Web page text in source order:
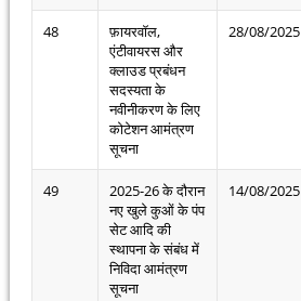
48
फ़ायरवॉल,
एंटीवायरस और
क्लाउड प्रबंधन
सदस्यता के
नवीनीकरण के लिए
कोटेशन आमंत्रण
सूचना
28/08/2025
49
2025-26 के दौरान
नए खुले कुओं के पंप
सेट आदि की
स्थापना के संबंध में
निविदा आमंत्रण
सूचना
14/08/2025